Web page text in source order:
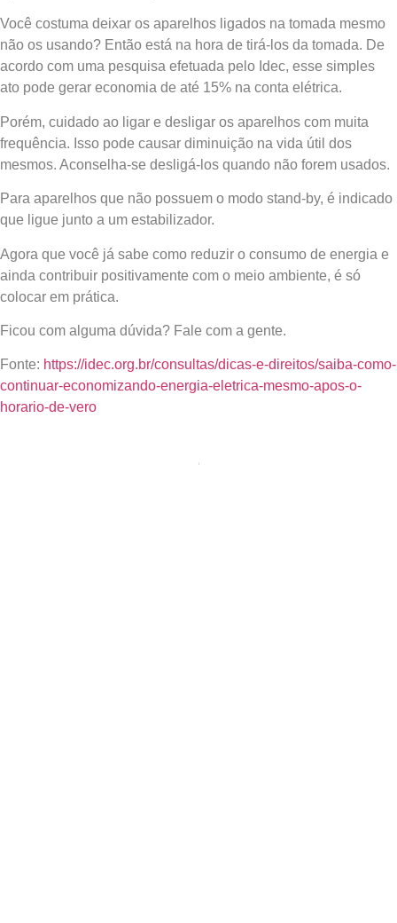
Você costuma deixar os aparelhos ligados na tomada mesmo
não os usando? Então está na hora de tirá-los da tomada. De
acordo com uma pesquisa efetuada pelo Idec, esse simples
ato pode gerar economia de até 15% na conta elétrica.
Porém, cuidado ao ligar e desligar os aparelhos com muita
frequência. Isso pode causar diminuição na vida útil dos
mesmos. Aconselha-se desligá-los quando não forem usados.
Para aparelhos que não possuem o modo stand-by, é indicado
que ligue junto a um estabilizador.
Agora que você já sabe como reduzir o consumo de energia e
ainda contribuir positivamente com o meio ambiente, é só
colocar em prática.
Ficou com alguma dúvida? Fale com a gente.
Fonte: https://idec.org.br/consultas/dicas-e-direitos/saiba-como-
continuar-economizando-energia-eletrica-mesmo-apos-o-
horario-de-vero